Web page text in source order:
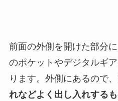
前面の外側を開けた部分
のポケットやデジタルギ
ります。外側にあるので、
れなどよく出し入れする